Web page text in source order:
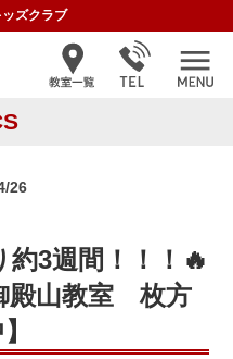
ズクラブ
26
3週間！！！🔥
殿山教室 枚方